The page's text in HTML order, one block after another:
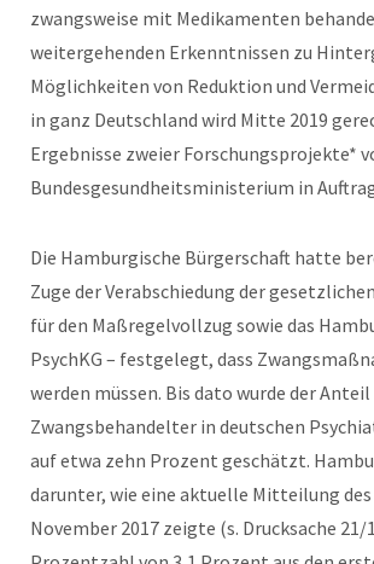
zwangsweise mit Medikamenten
weitergehenden Erkenntnissen zu
Möglichkeiten von Reduktion und
in ganz Deutschland wird Mitte 2019
Ergebnisse zweier Forschungsprojekte*
Bundesgesundheitsministerium in
Die Hamburgische Bürgerschaft hatte
Zuge der Verabschiedung der
für den Maßregelvollzug sowie das
PsychKG – festgelegt, dass
werden müssen. Bis dato wurde der Anteil
Zwangsbehandelter in deutschen
auf etwa zehn Prozent geschätzt.
darunter, wie eine aktuelle Mitteilung des
November 2017 zeigte (s. Drucksache 21/